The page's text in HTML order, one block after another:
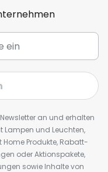
an und erhalten
Lampen und Leuchten,
Produkte, Rabatt-
oder Aktionspakete,
sowie Inhalte von